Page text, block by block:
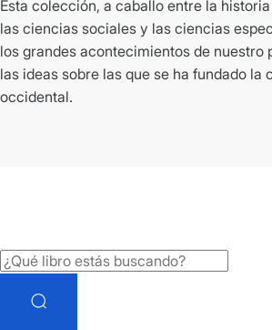
Esta colección, a caballo entre la
las ciencias sociales y las ciencias
los grandes acontecimientos de nuestro
las ideas sobre las que se ha fundado la
occidental.